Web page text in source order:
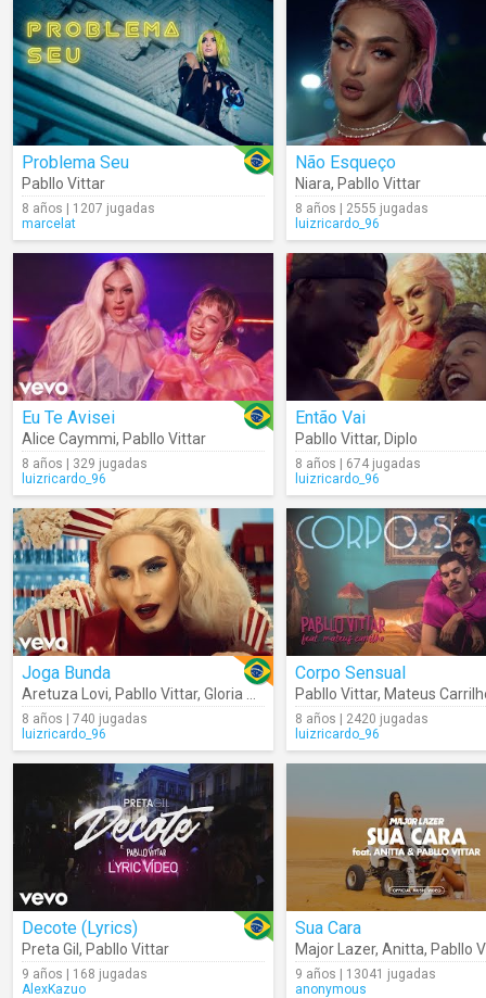
Problema Seu
Pabllo Vittar
8 años | 1207 jugadas
marcelat
Não Esqueço
Niara, Pabllo Vittar
8 años | 2555 jugadas
luizricardo_96
Eu Te Avisei
Alice Caymmi, Pabllo Vittar
8 años | 329 jugadas
luizricardo_96
Então Vai
Pabllo Vittar, Diplo
8 años | 674 jugadas
luizricardo_96
Joga Bunda
Aretuza Lovi, Pabllo Vittar, Gloria Groove
8 años | 740 jugadas
luizricardo_96
Corpo Sensual
Pabllo Vittar, Mateus
8 años | 2420 jugadas
luizricardo_96
Decote (Lyrics)
Preta Gil , Pabllo Vittar
9 años | 168 jugadas
AlexKazuo
Sua Cara
Major Lazer, Anitta, Pabllo
9 años | 13041 jugadas
anonymous